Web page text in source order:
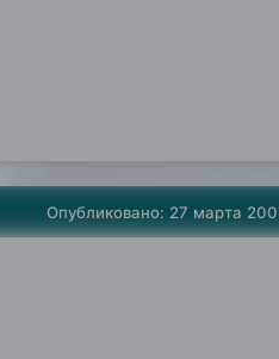
Опубликовано: 27 марта